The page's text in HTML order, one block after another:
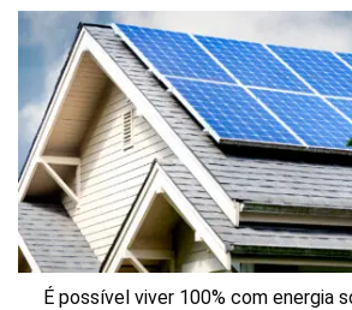
É possível viver 100% com energia